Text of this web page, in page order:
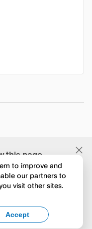
this page
to improve and
our partners to
visit other sites.
Accept